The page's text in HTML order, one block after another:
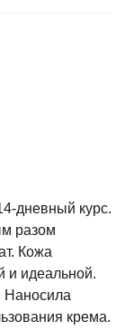
дневный курс.
разом
Кожа
и идеальной.
Наносила
крема.